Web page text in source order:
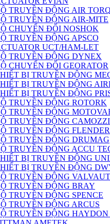
TRUYỀN ĐỘNG AIR
TRUYỀN ĐỘNG AIR-MITE
CHUYỂN ĐỔI NOSHOK
TRUYỀN ĐỘNG APSCO
UCT/HAM-LET
TRUYỀN ĐỘNG DYNEX
CHUYỂN ĐỔI GEORATOR
BỊ TRUYỀN ĐỘNG
BỊ TRUYỀN ĐỘNG
BỊ TRUYỀN ĐỘNG
TRUYỀN ĐỘNG ROTORK
TRUYỀN ĐỘNG
TRUYỀN ĐỘNG CAMOZZI
TRUYỀN ĐỘNG FLENDER
TRUYỀN ĐỘNG DRUMAG
TRUYỀN ĐỘNG ACCU
BỊ TRUYỀN ĐỘNG
BỊ TRUYỀN ĐỘNG
TRUYỀN ĐỘNG VALVAUT
TRUYỀN ĐỘNG BRAY
TRUYỀN ĐỘNG SPENCE
TRUYỀN ĐỘNG ARCUS
TRUYỀN ĐỘNG HAYDON